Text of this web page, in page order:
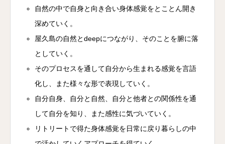
自然の中で自身と向き合い身体感覚をとことん開き
深めていく。
屋久島の自然とdeepにつながり、そのことを腑に落
としていく。
そのプロセスを通して自分から生まれる感覚を言語
化し、また様々な形で表現していく。
自分自身、自分と自然、自分と他者との関係性を通
して自分を知り、また感性に気づいていく。
リトリートで得た身体感覚を日常に戻り暮らしの中